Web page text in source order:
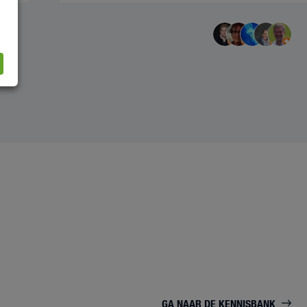
GA NAAR DE KENNISBANK